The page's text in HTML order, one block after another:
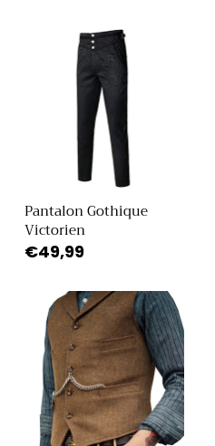
Pantalon Gothique
Victorien
Prix
€49,99